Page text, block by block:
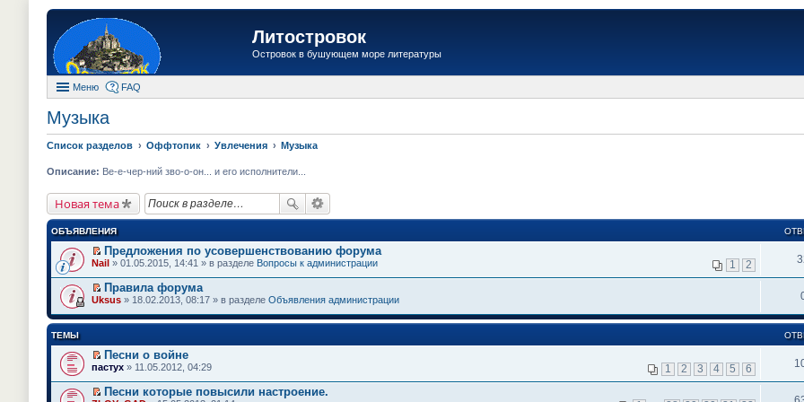
Литостровок
Островок в бушующем море литературы
Меню FAQ
Музыка
Список разделов Оффтопик Увлечения Музыка
Описание: Ве-е-чер-ний зво-о-он... и его исполнители...
Новая тема
ОБЪЯВЛЕНИЯ
П
р
е
й
т
и
п
е
р
о
м
Предложения по усовершенствованию форума
1 2
Nail » 01.05.2015, 14:41 » в разделе Вопросы к администрации
П
р
т
и
к
п
е
Правила форума
Uksus » 18.02.2013, 08:17 » в разделе Объявления администрации
ТЕМЫ
П
р
е
Песни о войне
1 2 3 4 5 6
пастух » 11.05.2012, 04:29
Песни которые повысили настроение.